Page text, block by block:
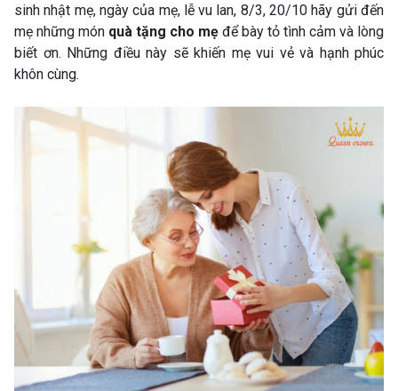
sinh nhật mẹ, ngày của mẹ, lễ vu lan, 8/3, 20/10 hãy gửi đến
mẹ những món quà tặng cho mẹ để bày tỏ tình cảm và lòng
biết ơn. Những điều này sẽ khiến mẹ vui vẻ và hạnh phúc
khôn cùng.